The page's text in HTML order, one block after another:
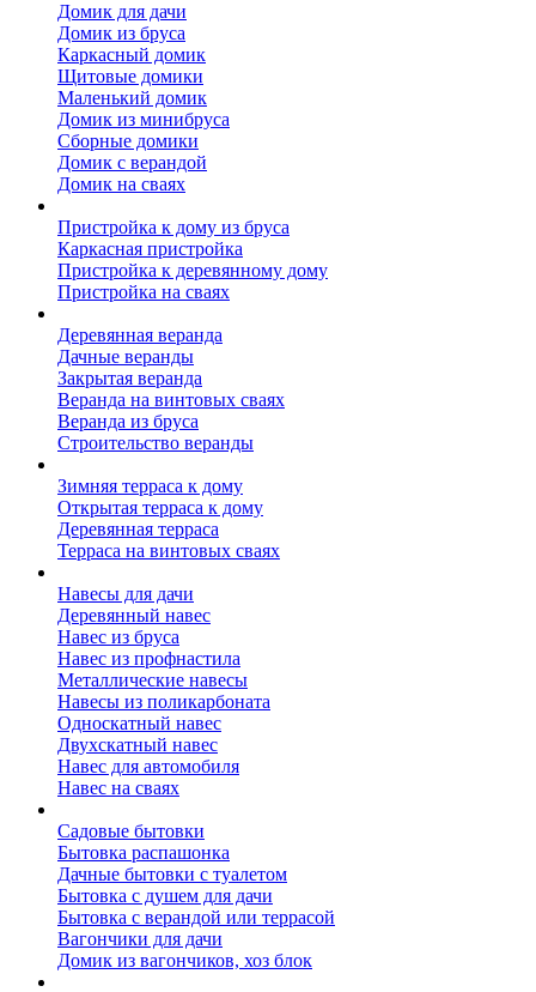
Домик для дачи
Домик из бруса
Каркасный домик
Щитовые домики
Маленький домик
Домик из минибруса
Сборные домики
Домик с верандой
Домик на сваях
Пристройка к дому из бруса
Каркасная пристройка
Пристройка к деревянному дому
Пристройка на сваях
Деревянная веранда
Дачные веранды
Закрытая веранда
Веранда на винтовых сваях
Веранда из бруса
Строительство веранды
Зимняя терраса к дому
Открытая терраса к дому
Деревянная терраса
Терраса на винтовых сваях
Навесы для дачи
Деревянный навес
Навес из бруса
Навес из профнастила
Металлические навесы
Навесы из поликарбоната
Односкатный навес
Двухскатный навес
Навес для автомобиля
Навес на сваях
Садовые бытовки
Бытовка распашонка
Дачные бытовки с туалетом
Бытовка с душем для дачи
Бытовка с верандой или террасой
Вагончики для дачи
Домик из вагончиков, хоз блок